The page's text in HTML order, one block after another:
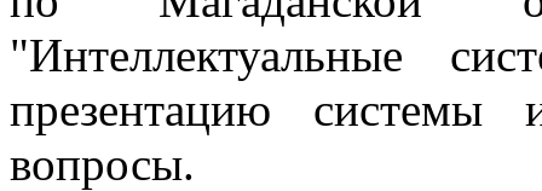
"Интеллектуальные
презентацию системы
вопросы.